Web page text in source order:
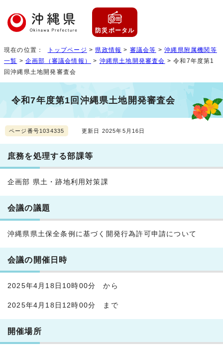
防災ポータル
現在の位置： トップページ > 県政情報 > 審議会等 >沖縄県附属機関等
一覧 >企画部（審議会情報） > 沖縄県土地開発審査会 > 令和7年度第1
回沖縄県土地開発審査会
令和7年度第1回沖縄県土地開発審査会
ページ番号1034335 更新日 2025年5月16日
庶務を処理する部課等
企画部 県土・跡地利用対策課
会議の議題
沖縄県県土保全条例に基づく開発行為許可申請について
会議の開催日時
2025年4月18日10時00分 から
2025年4月18日12時00分 まで
開催場所